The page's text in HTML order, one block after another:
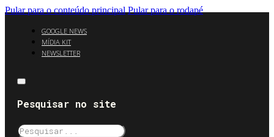
Pular para o conteúdo principal Pular para o rodapé
GOOGLE NEWS
MÍDIA KIT
NEWSLETTER
Pesquisar no site
Pesquisar